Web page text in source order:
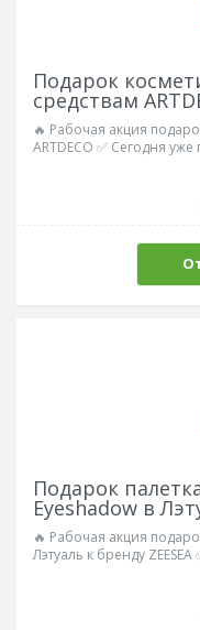
Подарок
средствам
🔥 Рабочая акция
ARTDECO ✅ Сегодня
Подарок
Eyeshadow в
🔥 Рабочая акция
Лэтуаль к бренду